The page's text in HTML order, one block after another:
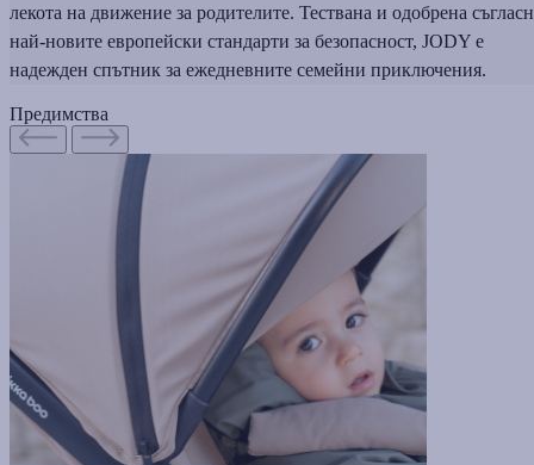
лекота на движение за родителите. Тествана и одобрена
най-новите европейски стандарти за безопасност, JODY е
надежден спътник за ежедневните семейни приключения.
Предимства